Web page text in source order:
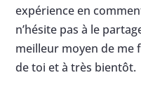
expérience en
n’hésite pas à le
meilleur moyen de me
de toi et à très bientôt.